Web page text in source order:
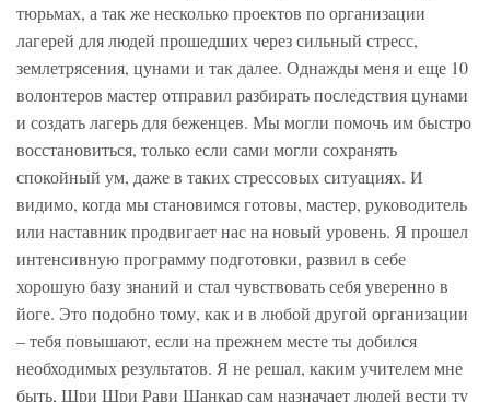
тюрьмах, а так же несколько проектов по организации
лагерей для людей прошедших через сильный стресс,
землетрясения, цунами и так далее. Однажды меня и еще 10
волонтеров мастер отправил разбирать последствия цунами
и создать лагерь для беженцев. Мы могли помочь им быстро
восстановиться, только если сами могли сохранять
спокойный ум, даже в таких стрессовых ситуациях. И
видимо, когда мы становимся готовы, мастер, руководитель
или наставник продвигает нас на новый уровень. Я прошел
интенсивную программу подготовки, развил в себе
хорошую базу знаний и стал чувствовать себя уверенно в
йоге. Это подобно тому, как и в любой другой организации
– тебя повышают, если на прежнем месте ты добился
необходимых результатов. Я не решал, каким учителем мне
быть, Шри Шри Рави Шанкар сам назначает людей вести ту